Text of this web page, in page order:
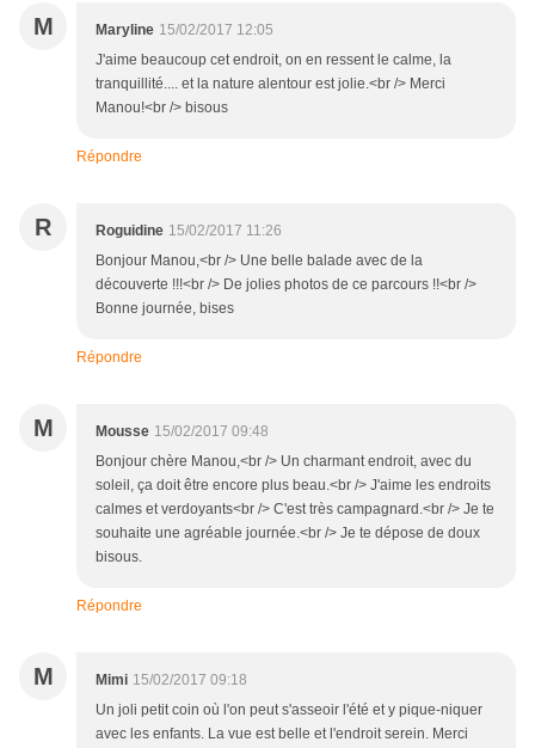
M Maryline 15/02/2017 12:05
J'aime beaucoup cet endroit, on en ressent le calme, la
tranquillité.... et la nature alentour est jolie.<br /> Merci
Manou!<br /> bisous
Répondre
R Roguidine 15/02/2017 11:26
Bonjour Manou,<br /> Une belle balade avec de la
découverte !!!<br /> De jolies photos de ce parcours !!<br />
Bonne journée, bises
Répondre
M Mousse 15/02/2017 09:48
Bonjour chère Manou,<br /> Un charmant endroit, avec du
soleil, ça doit être encore plus beau.<br /> J'aime les endroits
calmes et verdoyants<br /> C'est très campagnard.<br /> Je te
souhaite une agréable journée.<br /> Je te dépose de doux
bisous.
Répondre
M Mimi 15/02/2017 09:18
Un joli petit coin où l'on peut s'asseoir l'été et y pique-niquer
avec les enfants. La vue est belle et l'endroit serein. Merci